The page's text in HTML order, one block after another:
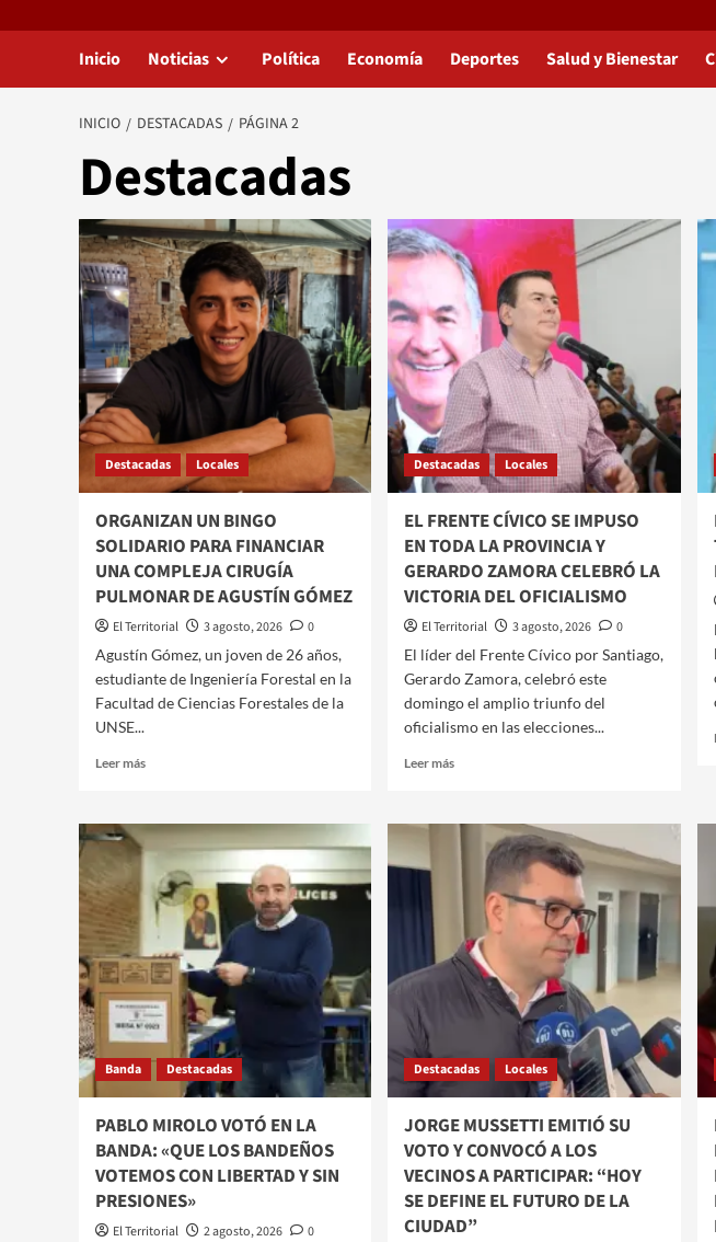
Inicio Noticias Política Economía Deportes Salud y Bienestar
INICIO DESTACADAS PÁGINA 2
Destacadas
Destacadas Locales
​ORGANIZAN UN BINGO
SOLIDARIO PARA FINANCIAR
UNA COMPLEJA CIRUGÍA
PULMONAR DE AGUSTÍN GÓMEZ
El Territorial 3 agosto, 2026
0
​Agustín Gómez, un joven de 26 años,
estudiante de Ingeniería Forestal en la
Facultad de Ciencias Forestales de la
UNSE...
Leer másLeer
BINGO
SOLIDARIO
PARA
FINANCIAR
UNA
COMPLEJA
CIRUGÍA
PULMONAR
AGUSTÍN
GÓMEZ
Destacadas Locales
EL FRENTE CÍVICO SE IMPUSO
EN TODA LA PROVINCIA Y
GERARDO ZAMORA CELEBRÓ LA
VICTORIA DEL OFICIALISMO
El Territorial 3 agosto, 2026
0
​​El líder del Frente Cívico por Santiago,
Gerardo Zamora, celebró este
domingo el amplio triunfo del
oficialismo en las elecciones...
Leer másLeer
EL
FRENTE
CÍVICO
IMPUSO
TODA
LA
PROVINCIA
CELEBRÓ
DEL
OFICIALISMO
Banda Destacadas
PABLO MIROLO VOTÓ EN LA
BANDA: «QUE LOS BANDEÑOS
VOTEMOS CON LIBERTAD Y SIN
PRESIONES»
El Territorial 2 agosto, 2026
0
Destacadas Locales
JORGE MUSSETTI EMITIÓ SU
VOTO Y CONVOCÓ A LOS
VECINOS A PARTICIPAR: “HOY
SE DEFINE EL FUTURO DE LA
CIUDAD”